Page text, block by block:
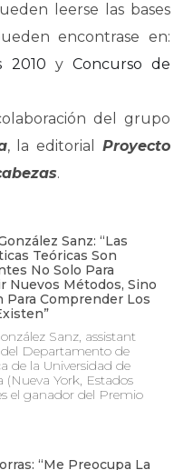
leerse las bases
encontrase en:
2010 y Concurso de
del grupo
, la editorial Proyecto
.
Sanz: “Las
Teóricas Son
No Solo Para
Nuevos Métodos, Sino
Para Comprender Los
Sanz, assistant
del Departamento de
de la Universidad de
(Nueva York, Estados
el ganador del Premio
“Me Preocupa La